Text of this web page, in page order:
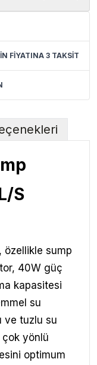
FİYATINA 3 TAKSİT
S
, özellikle sump
40W güç
kapasitesi
su
ve tuzlu su
çok yönlü
optimum